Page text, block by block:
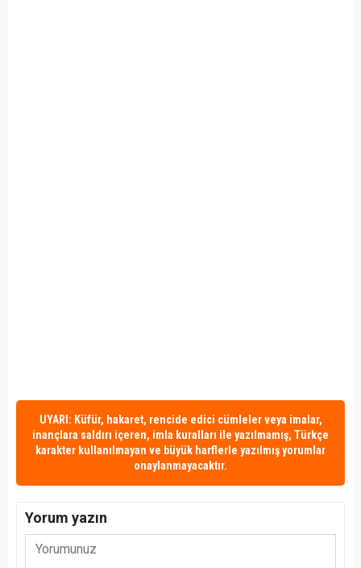
UYARI: Küfür, hakaret, rencide edici cümleler veya imalar,
inançlara saldırı içeren, imla kuralları ile yazılmamış, Türkçe
karakter kullanılmayan ve büyük harflerle yazılmış yorumlar
onaylanmayacaktır.
Yorum yazın